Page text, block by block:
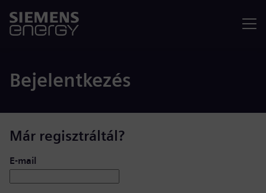
Bejelentkezés
Már regisztráltál?
Bejelentkezés: felhasználó és jelszó
E-mail